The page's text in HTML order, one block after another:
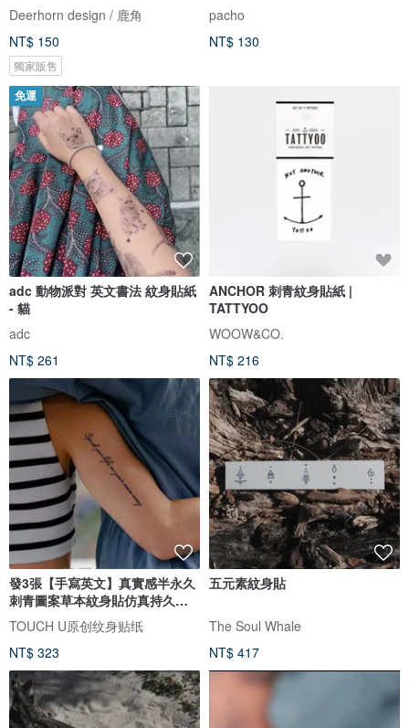
Deerhorn design / 鹿角
NT$ 150
獨家販售
pacho
NT$ 130
免運
adc 動物派對 英文書法 紋身貼紙
- 貓
adc
NT$ 261
ANCHOR 刺青紋身貼紙 |
TATTYOO
WOOW&CO.
NT$ 216
發3張【手寫英文】真實感半永久
刺青圖案草本紋身貼仿真持久防
水
TOUCH U原创纹身贴纸
NT$ 323
五元素紋身貼
The Soul Whale
NT$ 417